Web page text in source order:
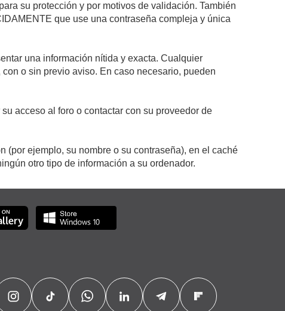
su protección y por motivos de validación. También
que use una contraseña compleja y única
una información nítida y exacta. Cualquier
o sin previo aviso. En caso necesario, pueden
acceso al foro o contactar con su proveedor de
(por ejemplo, su nombre o su contraseña), en el caché
otro tipo de información a su ordenador.